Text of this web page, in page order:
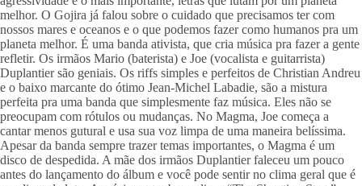
melhor. O Gojira já falou sobre o cuidado que precisamos ter com
nossos mares e oceanos e o que podemos fazer como humanos pra um
planeta melhor. É uma banda ativista, que cria música pra fazer a gente
refletir. Os irmãos Mario (baterista) e Joe (vocalista e guitarrista)
Duplantier são geniais. Os riffs simples e perfeitos de Christian Andreu
e o baixo marcante do ótimo Jean-Michel Labadie, são a mistura
perfeita pra uma banda que simplesmente faz música. Eles não se
preocupam com rótulos ou mudanças. No Magma, Joe começa a
cantar menos gutural e usa sua voz limpa de uma maneira belíssima.
Apesar da banda sempre trazer temas importantes, o Magma é um
disco de despedida. A mãe dos irmãos Duplantier faleceu um pouco
antes do lançamento do álbum e você pode sentir no clima geral que é